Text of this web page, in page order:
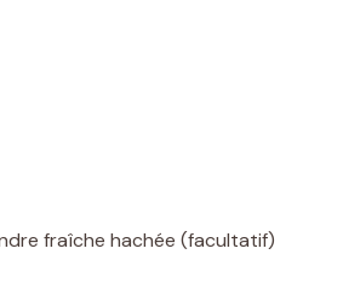
fraîche hachée (facultatif)